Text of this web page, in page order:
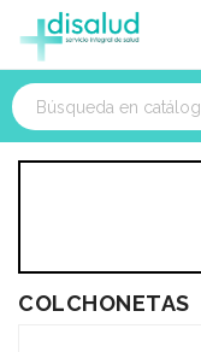
COLCHONETAS